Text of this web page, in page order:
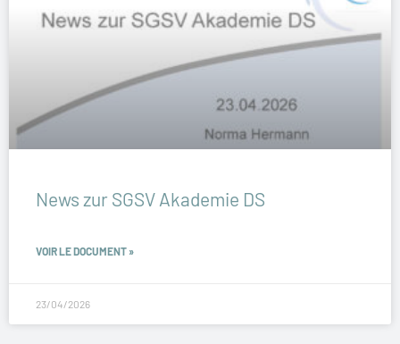
News zur SGSV Akademie DS
VOIR LE DOCUMENT »
23/04/2026